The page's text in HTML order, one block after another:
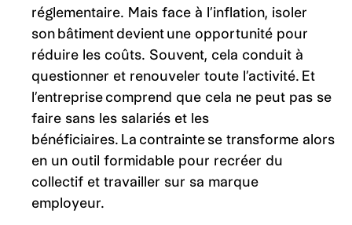
réglementaire. Mais face à l’inflation, isoler
son bâtiment devient une opportunité pour
réduire les coûts. Souvent, cela conduit à
questionner et renouveler toute l’activité. Et
l’entreprise comprend que cela ne peut pas se
faire sans les salariés et les
bénéficiaires. La contrainte se transforme alors
en un outil formidable pour recréer du
collectif et travailler sur sa marque
employeur.